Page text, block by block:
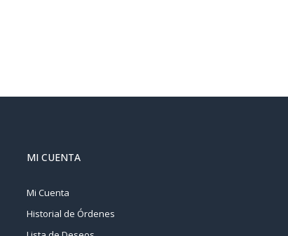
MI CUENTA
Mi Cuenta
Historial de Órdenes